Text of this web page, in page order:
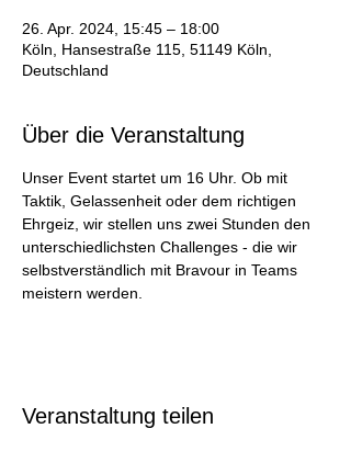
26. Apr. 2024, 15:45 – 18:00
Köln, Hansestraße 115, 51149 Köln,
Deutschland
Über die Veranstaltung
Unser Event startet um 16 Uhr. Ob mit
Taktik, Gelassenheit oder dem richtigen
Ehrgeiz, wir stellen uns zwei Stunden den
unterschiedlichsten Challenges - die wir
selbstverständlich mit Bravour in Teams
meistern werden.
Veranstaltung teilen